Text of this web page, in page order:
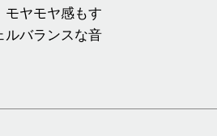
モヤモヤ感もす
ルバランスな音